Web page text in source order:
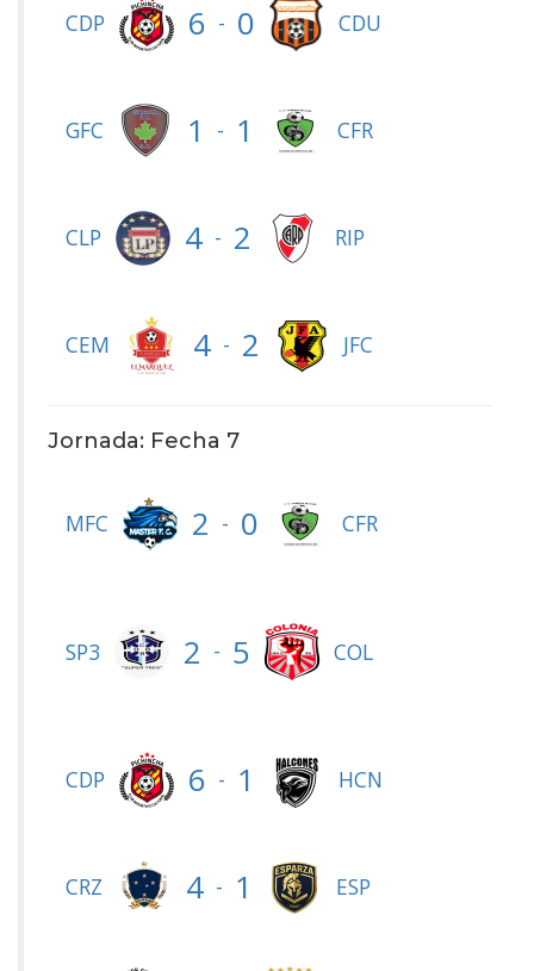
CDP 6 - 0 CDU
GFC 1 - 1 CFR
CLP 4 - 2 RIP
CEM 4 - 2 JFC
Jornada: Fecha 7
MFC 2 - 0 CFR
SP3 2 - 5 COL
CDP 6 - 1 HCN
CRZ 4 - 1 ESP